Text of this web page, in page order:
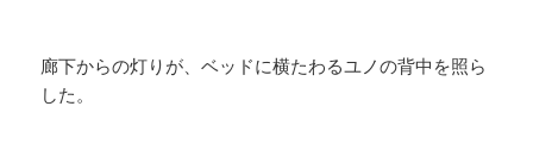
廊下からの灯りが、ベッドに横たわるユノの背中を照ら
した。